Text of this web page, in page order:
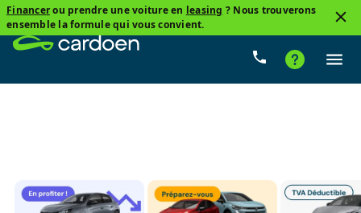
Financerou prendre une voiture en leasing ? Nous trouverons
ensemble la formule qui vous convient.
Essence Prix